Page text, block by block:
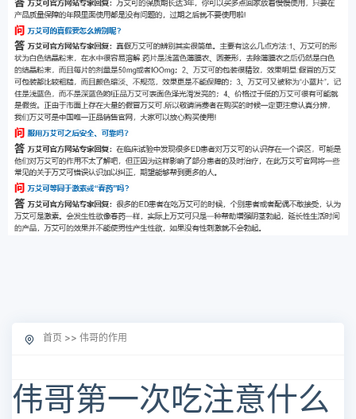
首页 >> 伟哥的作用
伟哥第一次吃注意什么